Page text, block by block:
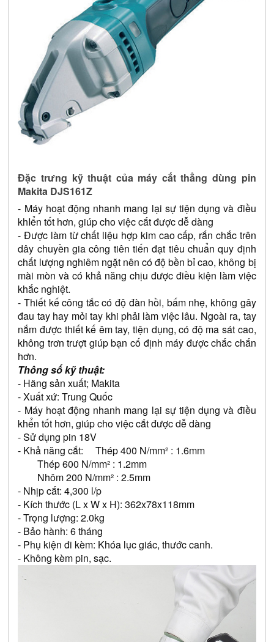
Đặc trưng kỹ thuật của máy cắt thẳng dùng pin
Makita DJS161Z
- Máy hoạt động nhanh mang lại sự tiện dụng và điều
khIển tốt hơn, giúp cho việc cắt được dễ dàng
- Được làm từ chất liệu hợp kim cao cấp, rắn chắc trên
dây chuyền gia công tiên tiến đạt tiêu chuẩn quy định
chất lượng nghiêm ngặt nên có độ bền bỉ cao, không bị
mài mòn và có khả năng chịu được điều kiện làm việc
khắc nghiệt.
- Thiết kế công tắc có độ đàn hồi, bấm nhẹ, không gây
đau tay hay mỏi tay khi phải làm việc lâu. Ngoài ra, tay
nắm được thiết kế êm tay, tiện dụng, có độ ma sát cao,
không trơn trượt giúp bạn cố định máy được chắc chắn
hơn.
Thông số kỹ thuật:
- Hãng sản xuất; Makita
- Xuất xứ: Trung Quốc
- Máy hoạt động nhanh mang lại sự tiện dụng và điều
khển tốt hơn, giúp cho việc cắt được dễ dàng
- Sử dụng pin 18V
- Khả năng cắt:     Thép 400 N/mm² : 1.6mm
Thép 600 N/mm² : 1.2mm
Nhôm 200 N/mm² : 2.5mm
- Nhịp cắt: 4,300 l/p
- Kích thước (L x W x H): 362x78x118mm
- Trọng lượng: 2.0kg
- Bảo hành: 6 tháng
- Phụ kiện đi kèm: Khóa lục giác, thước canh.
- Không kèm pin, sạc.